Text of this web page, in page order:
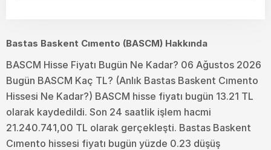
Bastas Baskent Cımento (BASCM) Hakkında
BASCM Hisse Fiyatı Bugün Ne Kadar? 06 Ağustos 2026
Bugün BASCM Kaç TL? (Anlık Bastas Baskent Cımento
Hissesi Ne Kadar?) BASCM hisse fiyatı bugün 13.21 TL
olarak kaydedildi. Son 24 saatlik işlem hacmi
21.240.741,00 TL olarak gerçekleşti. Bastas Baskent
Cımento hissesi fiyatı bugün yüzde 0.23 düşüş